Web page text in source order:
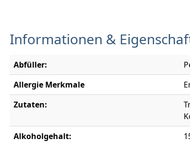
Informationen &
Abfüller:
Allergie Merkmale
Zutaten:
Alkoholgehalt: